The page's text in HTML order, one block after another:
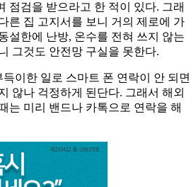
점검을 받으라고 한 적이 있다. 그래
른 집 고지서를 보니 거의 제로에 가
설한에 난방, 온수를 전혀 쓰지 않는
그것도 안전망 구실을 못한다.
이한 일로 스마트 폰 연락이 안 되면
않나 걱정하게 된단다. 그래서 해외
는 미리 밴드나 카톡으로 연락을 해